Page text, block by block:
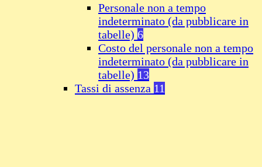
Personale non a tempo
indeterminato (da pubblicare in
tabelle) 6
Costo del personale non a tempo
indeterminato (da pubblicare in
tabelle) 13
Tassi di assenza 11